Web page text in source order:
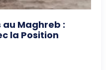
Maghreb :
la Position